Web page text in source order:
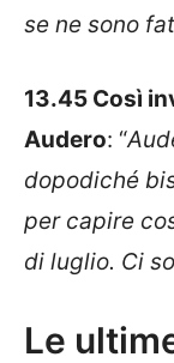
se ne sono
13.45 Così
Audero: “
dopodiché
per capire
di luglio. Ci
Le